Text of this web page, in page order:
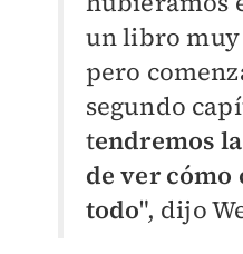
un libro
pero
segundo
tendremos
de ver cómo
todo", dijo